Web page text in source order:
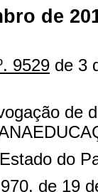
de
9529 de 3
de
do
de 19